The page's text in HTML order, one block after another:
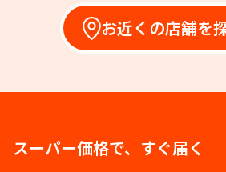
お近くの店舗を
スーパー価格で、すぐ届く